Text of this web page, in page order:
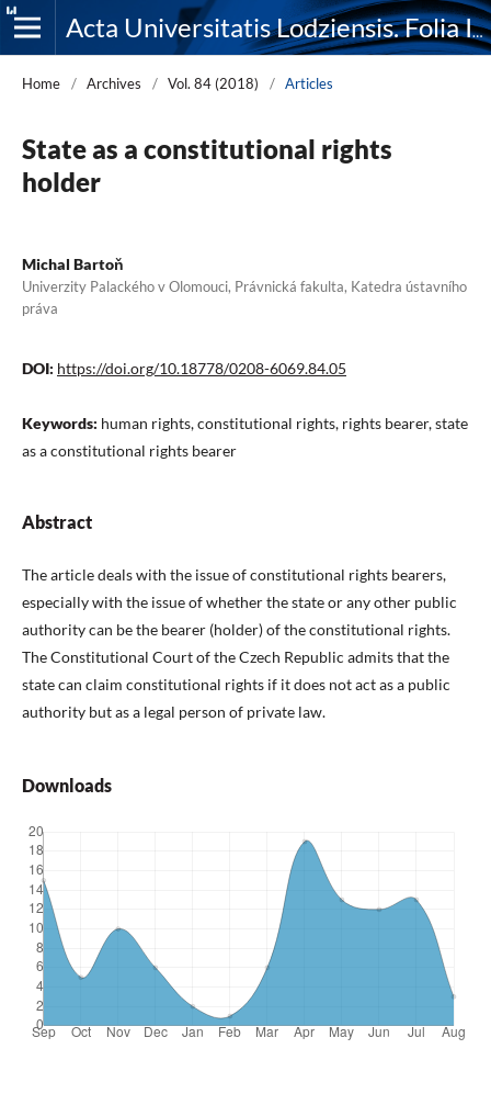
Acta Universitatis Lodziensis. Folia Iuridica
Home / Archives / Vol. 84 (2018) / Articles
State as a constitutional rights
holder
Michal Bartoň
Univerzity Palackého v Olomouci, Právnická fakulta, Katedra ústavního
práva
DOI: https://doi.org/10.18778/0208-6069.84.05
Keywords: human rights, constitutional rights, rights bearer, state
as a constitutional rights bearer
Abstract
The article deals with the issue of constitutional rights bearers,
especially with the issue of whether the state or any other public
authority can be the bearer (holder) of the constitutio­nal rights.
The Constitutional Court of the Czech Republic admits that the
state can claim constitu­tional rights if it does not act as a public
authority but as a legal person of private law.
Downloads